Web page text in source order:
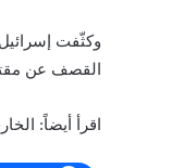
القصف عن مقتل 36 شخصاً وإصابة أكثر من 50
اقرأ أيضاً: